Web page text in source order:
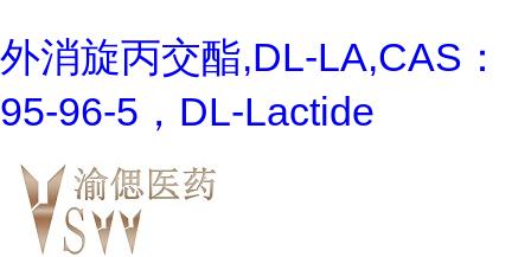
外消旋丙交酯,DL-LA,CAS：
95-96-5，DL-Lactide